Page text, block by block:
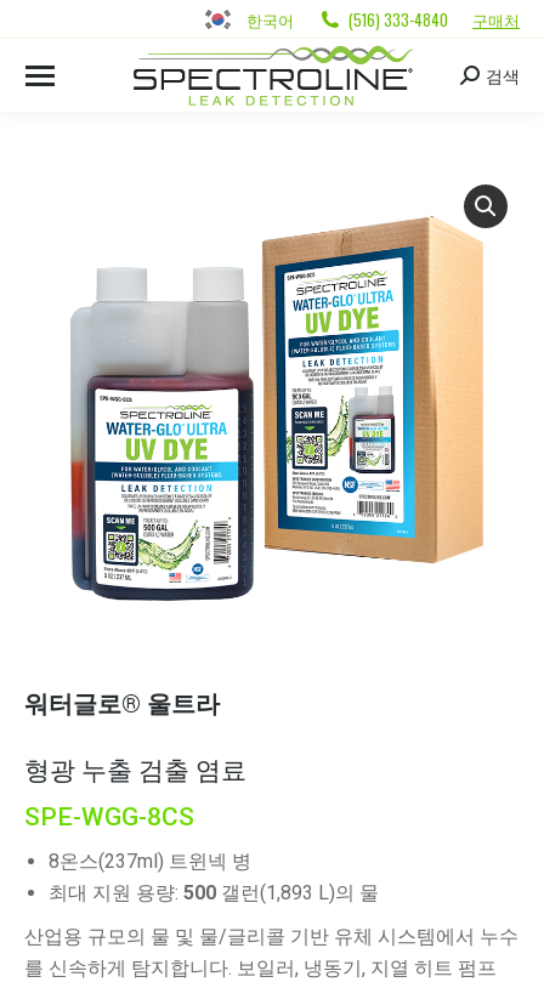
한국어 (516) 333-4840 구매처
검색
워터글로® 울트라
형광 누출 검출 염료
SPE-WGG-8CS
8온스(237ml) 트윈넥 병
최대 지원 용량: 500 갤런(1,893 L)의 물
산업용 규모의 물 및 물/글리콜 기반 유체 시스템에서 누수
를 신속하게 탐지합니다. 보일러, 냉동기, 지열 히트 펌프